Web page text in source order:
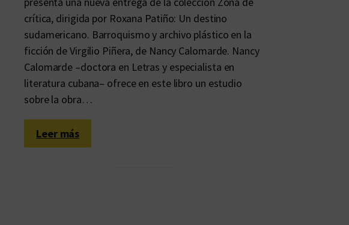
crítica, dirigida por Roxana Patiño: Un destino
sudamericano. Barroquismo y archivo plástico en la
ficción de Virgilio Piñera, de Nancy Calomarde. Nancy
Calomarde –doctora en Letras y especialista en
literatura cubana– ofrece en este libro un estudio
sobre la obra…
Leer más:
L